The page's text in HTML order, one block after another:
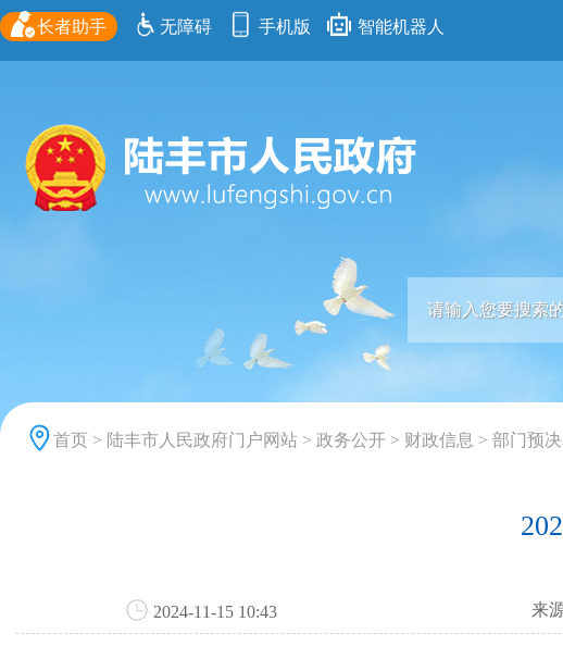
长者助手 无障碍 手机版 智能机器人
首页 > 陆丰市人民政府门户网站 > 政务公开 > 财政信息 > 部门预
2024-11-15 10:43 来